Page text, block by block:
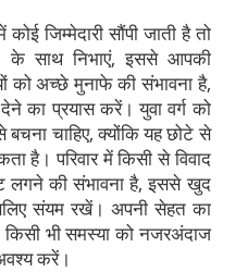
जिम्मेदारी सौंपी जाती है तो
के साथ निभाएं, इससे आपकी
को अच्छे मुनाफे की संभावना है,
का प्रयास करें। युवा वर्ग को
चाहिए, क्योंकि यह छोटे से
है। परिवार में किसी से विवाद
लगने की संभावना है, इससे खुद
संयम रखें। अपनी सेहत का
भी समस्या को नजरअंदाज
करें।